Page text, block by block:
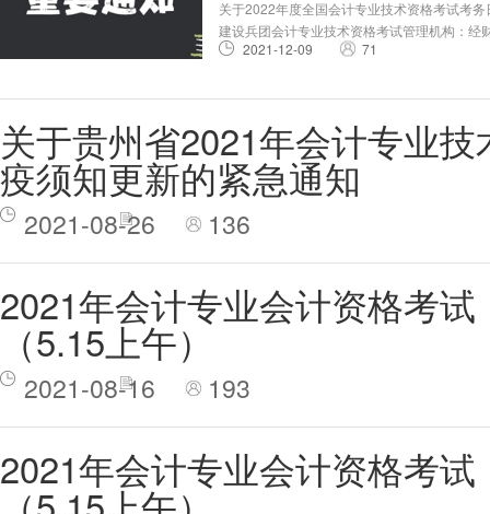
关于2022年度全国会计专业技术资格考试考
建设兵团会计专业技术资格考试管理机构：
业技术资格考试（以下简称会计资格考试）
2021-12-09 71
关于贵州省2021年会计专业
疫须知更新的紧急通知
2021-08-26 136
2021年会计专业会计资格考
（5.15上午）
2021-08-16 193
2021年会计专业会计资格考